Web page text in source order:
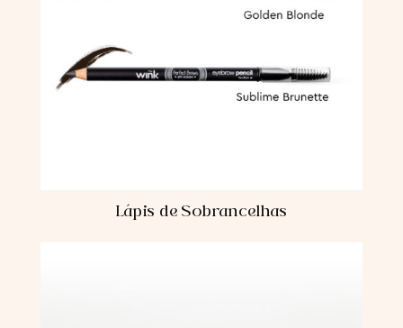
Lápis de Sobrancelhas